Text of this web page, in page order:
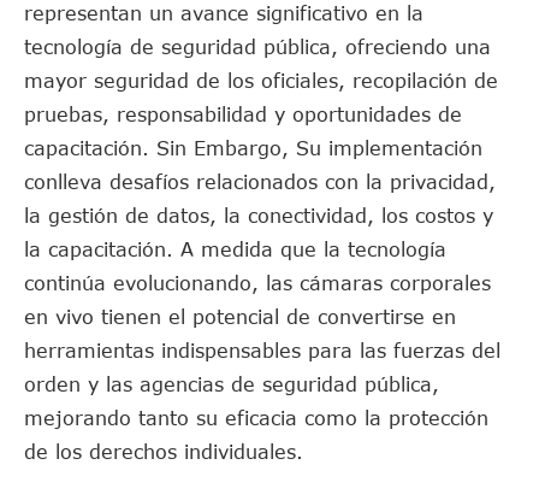
representan un avance significativo en la
tecnología de seguridad pública, ofreciendo una
mayor seguridad de los oficiales, recopilación de
pruebas, responsabilidad y oportunidades de
capacitación. Sin Embargo, Su implementación
conlleva desafíos relacionados con la privacidad,
la gestión de datos, la conectividad, los costos y
la capacitación. A medida que la tecnología
continúa evolucionando, las cámaras corporales
en vivo tienen el potencial de convertirse en
herramientas indispensables para las fuerzas del
orden y las agencias de seguridad pública,
mejorando tanto su eficacia como la protección
de los derechos individuales.